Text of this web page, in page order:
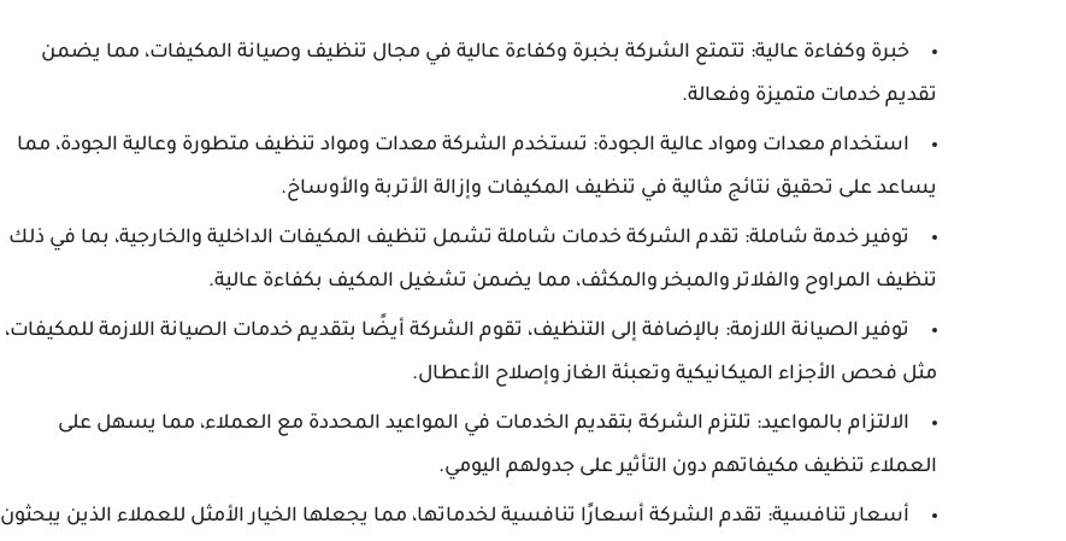
خبرة وكفاءة عالية: تتمتع الشركة بخبرة وكفاءة عالية في مجال تنظيف وصيانة المكيفات، مما يضمن
تقديم خدمات متميزة وفعالة.
استخدام معدات ومواد عالية الجودة: تستخدم الشركة معدات ومواد تنظيف متطورة وعالية الجودة، مما
يساعد على تحقيق نتائج مثالية في تنظيف المكيفات وإزالة الأتربة والأوساخ.
توفير خدمة شاملة: تقدم الشركة خدمات شاملة تشمل تنظيف المكيفات الداخلية والخارجية، بما في ذلك
تنظيف المراوح والفلاتر والمبخر والمكثف، مما يضمن تشغيل المكيف بكفاءة عالية.
توفير الصيانة اللازمة: بالإضافة إلى التنظيف، تقوم الشركة أيضًا بتقديم خدمات الصيانة اللازمة للمكيفات،
مثل فحص الأجزاء الميكانيكية وتعبئة الغاز وإصلاح الأعطال.
الالتزام بالمواعيد: تلتزم الشركة بتقديم الخدمات في المواعيد المحددة مع العملاء، مما يسهل على
العملاء تنظيف مكيفاتهم دون التأثير على جدولهم اليومي.
أسعار تنافسية: تقدم الشركة أسعارًا تنافسية لخدماتها، مما يجعلها الخيار الأمثل للعملاء الذين يبحثون